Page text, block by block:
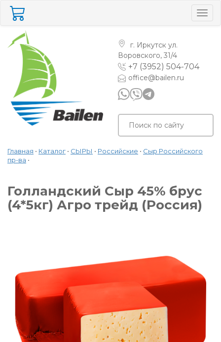
г. Иркутск ул.
Воровского, 31/4
+7 (3952) 504-704
office@bailen.ru
Главная • Каталог • СЫРЫ • Российские • Сыр Российского
пр-ва •
Голландский Сыр 45% брус
(4*5кг) Агро трейд (Россия)